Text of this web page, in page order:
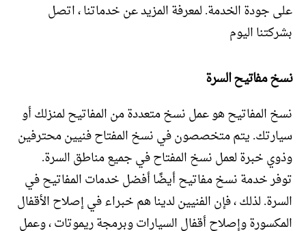
على جودة الخدمة. لمعرفة المزيد عن خدماتنا ، اتصل
بشركتنا اليوم
نسخ مفاتيح السرة
نسخ المفاتيح هو عمل نسخ متعددة من المفاتيح لمنزلك أو
سيارتك. يتم متخصصون في نسخ المفتاح فنيين محترفين
وذوي خبرة لعمل نسخ المفتاح في جميع مناطق السرة.
توفر خدمة نسخ مفاتيح أيضًا أفضل خدمات المفاتيح في
السرة. لذلك ، فإن الفنيين لدينا هم خبراء في إصلاح الأقفال
المكسورة وإصلاح أقفال السيارات وبرمجة ريموتات ، وعمل